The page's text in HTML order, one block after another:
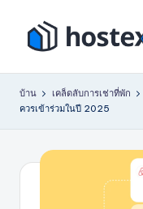
ที่
เนื้อหาฮ
เ
การ
หยุด
บ้าน เคล็ดลับการเช่าที่พัก
ควรเข้าร่วมในปี 2025